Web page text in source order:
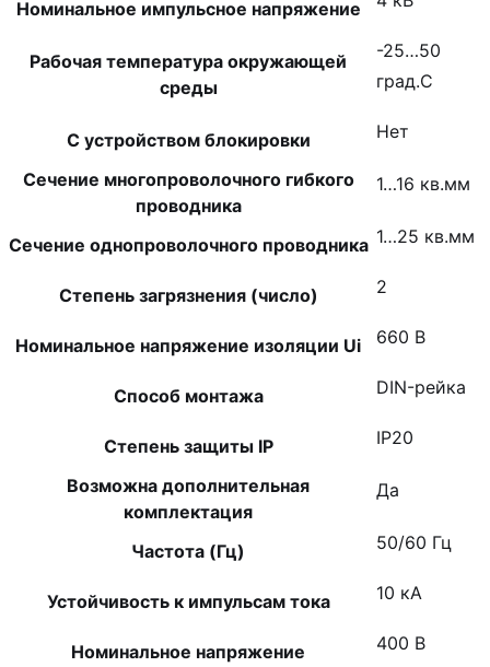
Номинальное импульсное напряжение
Рабочая температура окружающей
среды
-25…50
град.C
С устройством блокировки Нет
Сечение многопроволочного гибкого
проводника
1…16 кв.мм
Сечение однопроволочного проводника 1…25 кв.мм
Степень загрязнения (число) 2
Номинальное напряжение изоляции Ui 660 В
Способ монтажа DIN-рейка
Степень защиты IP IP20
Возможна дополнительная
комплектация
Да
Частота (Гц) 50/60 Гц
Устойчивость к импульсам тока 10 кА
Номинальное напряжение 400 В